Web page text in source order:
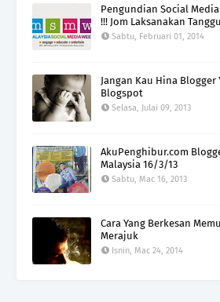
Pengundian Social
!!! Jom Laksanakan
Sabtu, Februari 01, 2014
Jangan Kau Hina Blogger
Blogspot
Selasa, Julai 09, 2013
AkuPenghibur.com
Malaysia 16/3/13
Sabtu, Mac 16, 2013
Cara Yang Berkesan
Merajuk
Isnin, Mac 24, 2014